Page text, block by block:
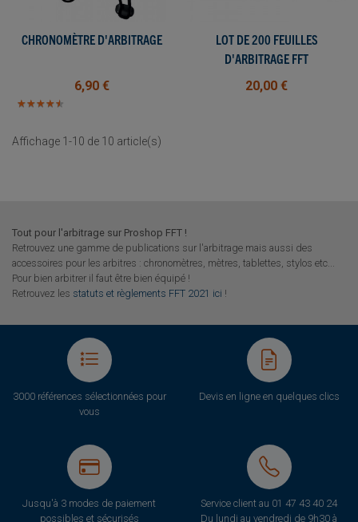
CHRONOMÈTRE D'ARBITRAGE
6,90 €
★★★★★
★★★★★
LOT DE 200 FEUILLES
D'ARBITRAGE FFT
20,00 €
Affichage 1-10 de 10 article(s)
Tout pour l'arbitrage sur Proshop FFT !
Retrouvez une gamme de publications sur l'arbitrage mais aussi des
accessoires pour les arbitres : chronomètres, mètres, tablettes, stylos etc...
Pour bien arbitrer il faut être bien équipé !
Retrouvez les statuts et règlements FFT 2021 ici !
3000 références sélectionnées pour
vous
Devis en ligne en quelques clics
Jusqu'à 3 modes de paiement
possibles et sécurisés
Service client au 01 47 43 40 24
Du lundi au vendredi de 9h30 à